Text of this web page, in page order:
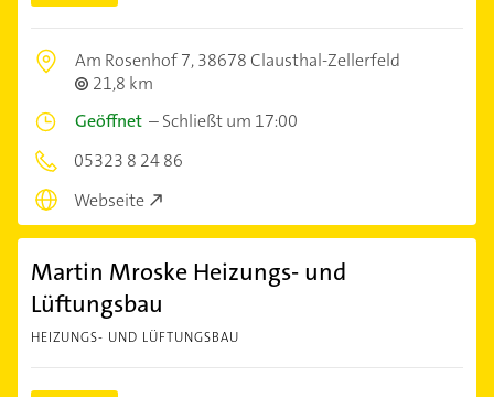
Am Rosenhof 7,38678 Clausthal-Zellerfeld
21,8 km
Geöffnet –Schließt um 17:00
05323 8 24 86
Webseite
Martin Mroske Heizungs- und
Lüftungsbau
HEIZUNGS- UND LÜFTUNGSBAU